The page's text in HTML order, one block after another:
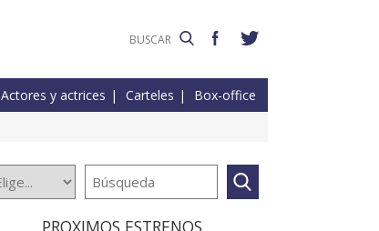
Actores y actrices Carteles Box-office